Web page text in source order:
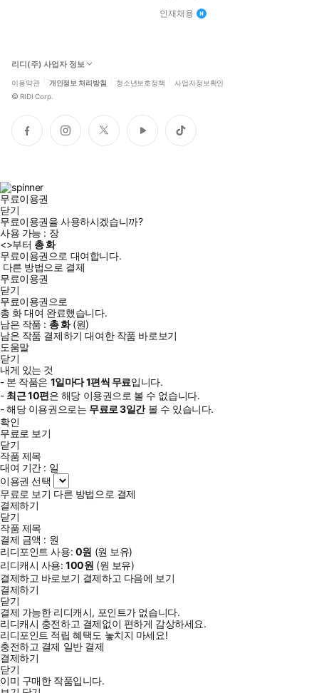
인재채용
리디(주) 사업자 정보
이용약관 개인정보 처리방침 청소년보호정책 사업자정보확인
© RIDI Corp.
페
이
인
스
트
위
유
튜
틱
톡
무료이용권
닫기
무료이용권을 사용하시겠습니까?
사용 가능 : 장
<>부터 총화
무료이용권으로 대여합니다.
다른 방법으로 결제
무료이용권
닫기
무료이용권으로
총 화대여 완료했습니다.
남은 작품 : 총화(원)
남은 작품 결제하기 대여한 작품 바로보기
도움말
닫기
내게 있는 것
- 본 작품은 1일마다1편씩 무료입니다.
- 최근10편은 해당 이용권으로 볼 수 없습니다.
- 해당 이용권으로는 무료로3일간볼 수 있습니다.
확인
무료로 보기
닫기
작품 제목
대여 기간 : 일
이용권 선택
무료로 보기 다른 방법으로 결제
결제하기
닫기
작품 제목
결제 금액 : 원
리디포인트 사용: 0원 (원 보유)
리디캐시 사용:100원 (원 보유)
결제하고 바로보기 결제하고 다음에 보기
결제하기
닫기
결제 가능한 리디캐시, 포인트가 없습니다.
리디캐시 충전하고 결제없이 편하게 감상하세요.
리디포인트 적립 혜택도 놓치지 마세요!
충전하고 결제 일반 결제
결제하기
닫기
이미 구매한 작품입니다.